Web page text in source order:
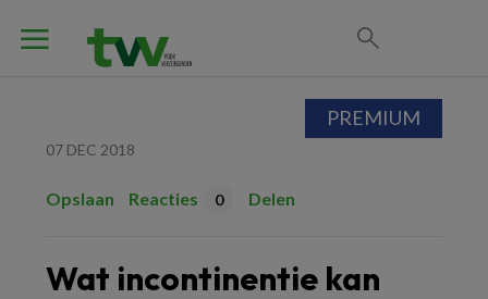
07 DEC 2018
Opslaan Reacties 0 Delen
Wat incontinentie kan
PREMIUM